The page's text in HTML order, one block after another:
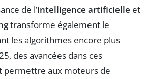
de l’intelligence artificielle et
transforme également le
les algorithmes encore plus
des avancées dans ces
permettre aux moteurs de